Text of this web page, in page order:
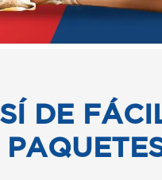
DE